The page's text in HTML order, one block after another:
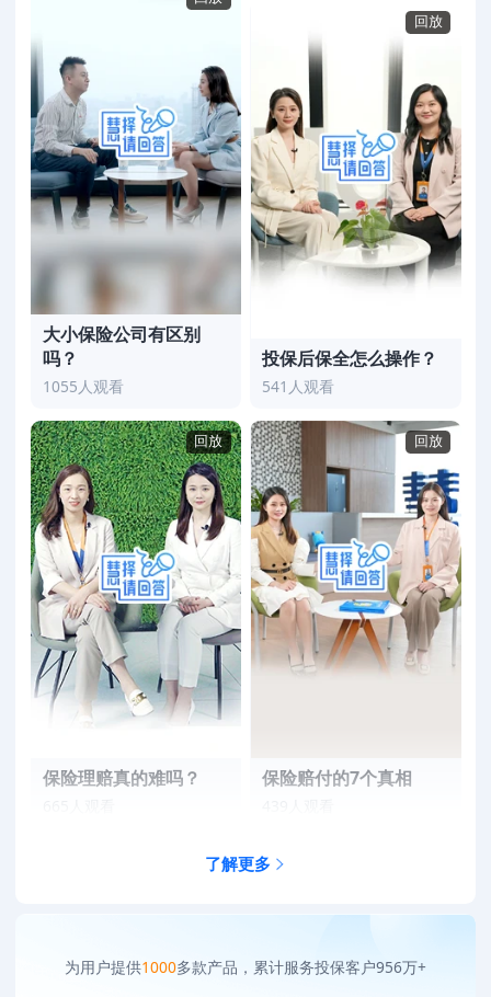
大小保险公司有区别
吗？
1055人观看
保险理赔真的难吗？
回放
投保后保全怎么操作？
541人观看
回放
保险赔付的7个真相
回放
了解更多
为用户提供1000多款产品，累计服务投保客户956万+